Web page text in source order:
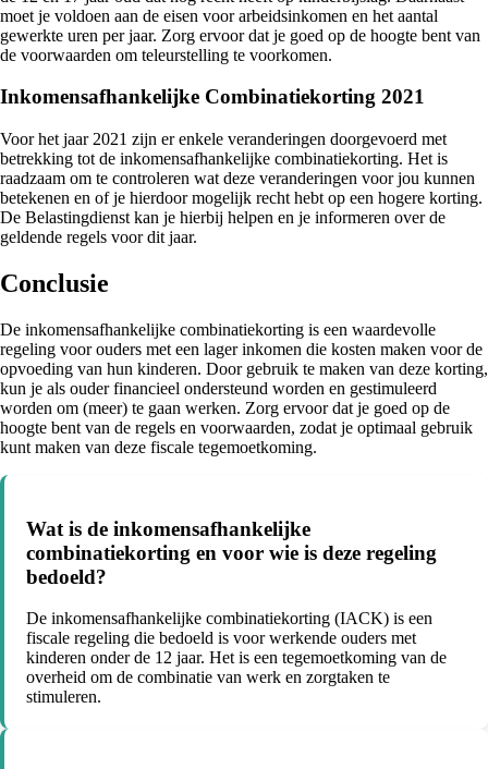
moet je voldoen aan de eisen voor arbeidsinkomen en het aantal
gewerkte uren per jaar. Zorg ervoor dat je goed op de hoogte bent van
de voorwaarden om teleurstelling te voorkomen.
Inkomensafhankelijke Combinatiekorting 2021
Voor het jaar 2021 zijn er enkele veranderingen doorgevoerd met
betrekking tot de inkomensafhankelijke combinatiekorting. Het is
raadzaam om te controleren wat deze veranderingen voor jou kunnen
betekenen en of je hierdoor mogelijk recht hebt op een hogere korting.
De Belastingdienst kan je hierbij helpen en je informeren over de
geldende regels voor dit jaar.
Conclusie
De inkomensafhankelijke combinatiekorting is een waardevolle
regeling voor ouders met een lager inkomen die kosten maken voor de
opvoeding van hun kinderen. Door gebruik te maken van deze korting,
kun je als ouder financieel ondersteund worden en gestimuleerd
worden om (meer) te gaan werken. Zorg ervoor dat je goed op de
hoogte bent van de regels en voorwaarden, zodat je optimaal gebruik
kunt maken van deze fiscale tegemoetkoming.
Wat is de inkomensafhankelijke
combinatiekorting en voor wie is deze regeling
bedoeld?
De inkomensafhankelijke combinatiekorting (IACK) is een
fiscale regeling die bedoeld is voor werkende ouders met
kinderen onder de 12 jaar. Het is een tegemoetkoming van de
overheid om de combinatie van werk en zorgtaken te
stimuleren.